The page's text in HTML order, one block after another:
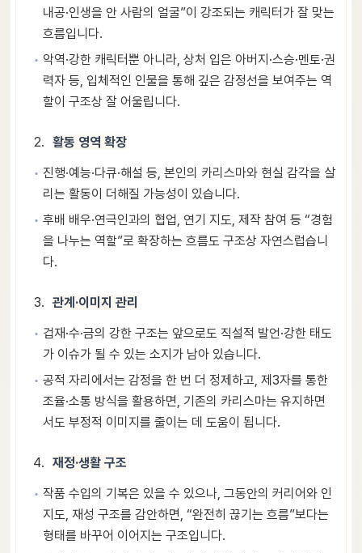
내공·인생을 안 사람의 얼굴”이 강조되는 캐릭터가 잘 맞는
흐름입니다.
악역·강한 캐릭터뿐 아니라, 상처 입은 아버지·스승·멘토·권
력자 등, 입체적인 인물을 통해 깊은 감정선을 보여주는 역
할이 구조상 잘 어울립니다.
활동 영역 확장
진행·예능·다큐·해설 등, 본인의 카리스마와 현실 감각을 살
리는 활동이 더해질 가능성이 있습니다.
후배 배우·연극인과의 협업, 연기 지도, 제작 참여 등 “경험
을 나누는 역할”로 확장하는 흐름도 구조상 자연스럽습니
다.
관계·이미지 관리
겁재·수·금의 강한 구조는 앞으로도 직설적 발언·강한 태도
가 이슈가 될 수 있는 소지가 남아 있습니다.
공적 자리에서는 감정을 한 번 더 정제하고, 제3자를 통한
조율·소통 방식을 활용하면, 기존의 카리스마는 유지하면
서도 부정적 이미지를 줄이는 데 도움이 됩니다.
재정·생활 구조
작품 수입의 기복은 있을 수 있으나, 그동안의 커리어와 인
지도, 재성 구조를 감안하면, “완전히 끊기는 흐름”보다는
형태를 바꾸어 이어지는 구조입니다.